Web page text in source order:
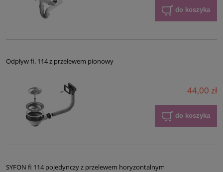
do koszyka
Odpływ fi. 114 z przelewem pionowy
44,00 zł
do koszyka
SYFON fi 114 pojedynczy z przelewem horyzontalnym